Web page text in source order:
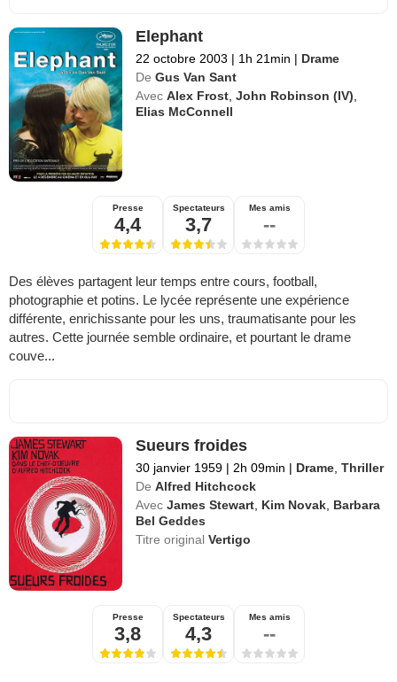
Elephant
22 octobre 2003 | 1h 21min | Drame
De Gus Van Sant
Avec Alex Frost,John Robinson (IV),
Elias McConnell
Presse
4,4
Spectateurs
3,7
Mes amis
--
Des élèves partagent leur temps entre cours, football,
photographie et potins. Le lycée représente une expérience
différente, enrichissante pour les uns, traumatisante pour les
autres. Cette journée semble ordinaire, et pourtant le drame
couve...
Sueurs froides
30 janvier 1959 | 2h 09min | Drame,Thriller
De Alfred Hitchcock
Avec James Stewart, Kim Novak, Barbara
Bel Geddes
Titre originalVertigo
Presse
3,8
Spectateurs
4,3
Mes amis
--